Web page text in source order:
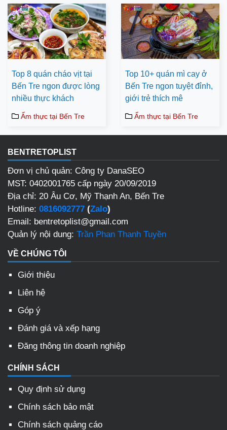
Top 8 quán cháo vịt tại
Bến Tre ngon được lòng
nhiều thực khách
Ẩm thực tại Bến Tre
Top 10+ quán mì cay ở
Bến Tre ngon tuyệt đỉnh,
giới trẻ thích mê
Ẩm thực tại Bến Tre
BENTRETOPLIST
Đơn vị chủ quản: Công ty DanaSEO
MST: 0402001765 cấp ngày 20/09/2019
Địa chỉ: 20 Âu Cơ, Mỹ Thạnh An, Bến Tre
Hotline: 0816092777 (Zalo)
Email: bentretoplist@gmail.com
Quản lý nội dung: Trần Phan Thanh Tuyền
VỀ CHÚNG TÔI
Giới thiệu
Liên hệ
Góp ý
Đánh giá và xếp hạng
Đăng thông tin doanh nghiệp
CHÍNH SÁCH
Quy định sử dụng
Chính sách bảo mật
Chính sách quảng cáo